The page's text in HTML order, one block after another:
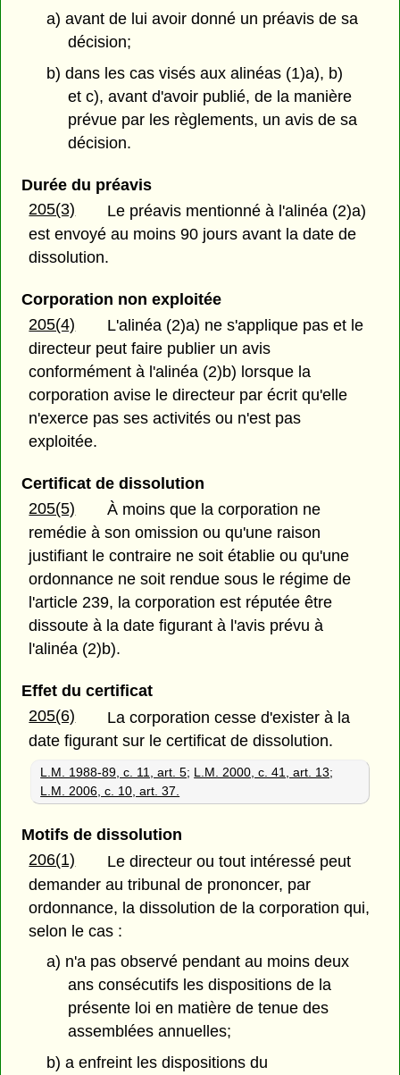
a) avant de lui avoir donné un préavis de sa
décision;
b) dans les cas visés aux alinéas (1)a), b)
et c), avant d'avoir publié, de la manière
prévue par les règlements, un avis de sa
décision.
Durée du préavis
205(3)
Le préavis mentionné à l'alinéa (2)a)
est envoyé au moins 90 jours avant la date de
dissolution.
Corporation non exploitée
205(4)
L'alinéa (2)a) ne s'applique pas et le
directeur peut faire publier un avis
conformément à l'alinéa (2)b) lorsque la
corporation avise le directeur par écrit qu'elle
n'exerce pas ses activités ou n'est pas
exploitée.
Certificat de dissolution
205(5)
À moins que la corporation ne
remédie à son omission ou qu'une raison
justifiant le contraire ne soit établie ou qu'une
ordonnance ne soit rendue sous le régime de
l'article 239, la corporation est réputée être
dissoute à la date figurant à l'avis prévu à
l'alinéa (2)b).
Effet du certificat
205(6)
La corporation cesse d'exister à la
date figurant sur le certificat de dissolution.
L.M. 1988-89, c. 11, art. 5; L.M. 2000, c. 41, art. 13;
L.M. 2006, c. 10, art. 37.
Motifs de dissolution
206(1)
Le directeur ou tout intéressé peut
demander au tribunal de prononcer, par
ordonnance, la dissolution de la corporation qui,
selon le cas :
a) n'a pas observé pendant au moins deux
ans consécutifs les dispositions de la
présente loi en matière de tenue des
assemblées annuelles;
b) a enfreint les dispositions du